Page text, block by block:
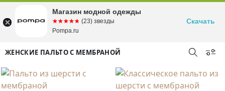
ЖЕНСКИЕ ПАЛЬТО С МЕМБРАНОЙ
Магазин модной одежды
☆☆☆☆☆
★★★★★ (23) звезды
Pompa.ru
Скачать